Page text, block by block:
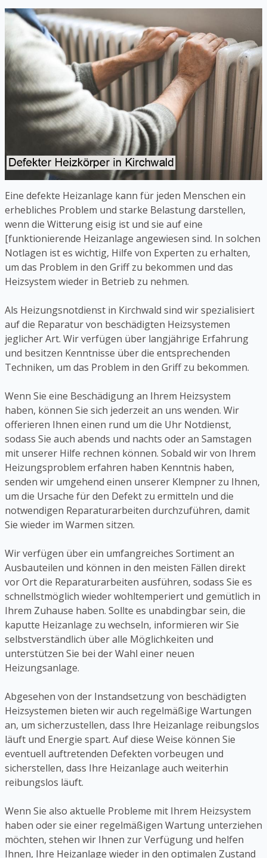
Eine defekte Heizanlage kann für jeden Menschen ein
erhebliches Problem und starke Belastung darstellen,
wenn die Witterung eisig ist und sie auf eine
[funktionierende Heizanlage angewiesen sind. In solchen
Notlagen ist es wichtig, Hilfe von Experten zu erhalten,
um das Problem in den Griff zu bekommen und das
Heizsystem wieder in Betrieb zu nehmen.
Als Heizungsnotdienst in Kirchwald sind wir spezialisiert
auf die Reparatur von beschädigten Heizsystemen
jeglicher Art. Wir verfügen über langjährige Erfahrung
und besitzen Kenntnisse über die entsprechenden
Techniken, um das Problem in den Griff zu bekommen.
Wenn Sie eine Beschädigung an Ihrem Heizsystem
haben, können Sie sich jederzeit an uns wenden. Wir
offerieren Ihnen einen rund um die Uhr Notdienst,
sodass Sie auch abends und nachts oder an Samstagen
mit unserer Hilfe rechnen können. Sobald wir von Ihrem
Heizungsproblem erfahren haben Kenntnis haben,
senden wir umgehend einen unserer Klempner zu Ihnen,
um die Ursache für den Defekt zu ermitteln und die
notwendigen Reparaturarbeiten durchzuführen, damit
Sie wieder im Warmen sitzen.
Wir verfügen über ein umfangreiches Sortiment an
Ausbauteilen und können in den meisten Fällen direkt
vor Ort die Reparaturarbeiten ausführen, sodass Sie es
schnellstmöglich wieder wohltemperiert und gemütlich in
Ihrem Zuhause haben. Sollte es unabdingbar sein, die
kaputte Heizanlage zu wechseln, informieren wir Sie
selbstverständlich über alle Möglichkeiten und
unterstützen Sie bei der Wahl einer neuen
Heizungsanlage.
Abgesehen von der Instandsetzung von beschädigten
Heizsystemen bieten wir auch regelmäßige Wartungen
an, um sicherzustellen, dass Ihre Heizanlage reibungslos
läuft und Energie spart. Auf diese Weise können Sie
eventuell auftretenden Defekten vorbeugen und
sicherstellen, dass Ihre Heizanlage auch weiterhin
reibungslos läuft.
Wenn Sie also aktuelle Probleme mit Ihrem Heizsystem
haben oder sie einer regelmäßigen Wartung unterziehen
möchten, stehen wir Ihnen zur Verfügung und helfen
Ihnen, Ihre Heizanlage wieder in den optimalen Zustand